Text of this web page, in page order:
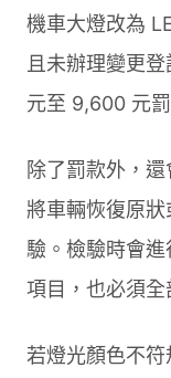
機車大燈改為
且未辦理變更
元至 9,600 元罰
除了罰款外，
將車輛恢復原
驗。檢驗時會
項目，也必須全
若燈光顏色不